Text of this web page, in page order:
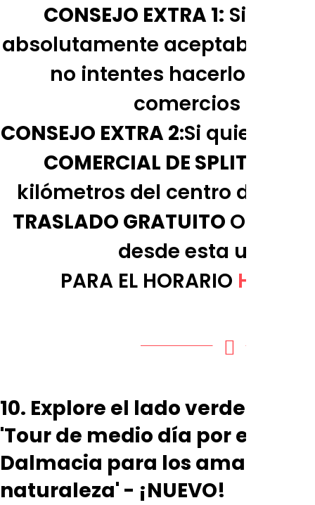
CONSEJO EXTRA 1: Si bien
absolutamente aceptable en
no intentes hacerlo en
comercios
CONSEJO EXTRA 2:Si quieres
COMERCIAL DE SPLIT
kilómetros del centro de la
TRASLADO GRATUITO
desde esta
PARA EL HORARIO HAGA
10. Explore el lado verde de
'Tour de medio día por el
Dalmacia para los amantes
naturaleza' - ¡NUEVO!